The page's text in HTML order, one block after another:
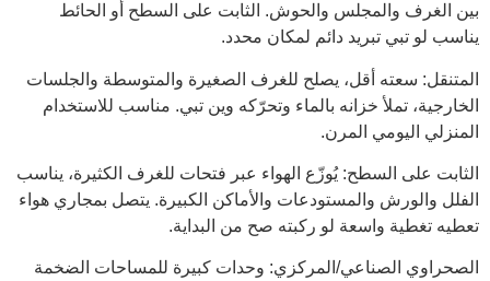
بين الغرف والمجلس والحوش. الثابت على السطح أو الحائط
يناسب لو تبي تبريد دائم لمكان محدد.
المتنقل: سعته أقل، يصلح للغرف الصغيرة والمتوسطة والجلسات
الخارجية، تملأ خزانه بالماء وتحرّكه وين تبي. مناسب للاستخدام
المنزلي اليومي المرن.
الثابت على السطح: يُوزّع الهواء عبر فتحات للغرف الكثيرة، يناسب
الفلل والورش والمستودعات والأماكن الكبيرة. يتصل بمجاري هواء
تعطيه تغطية واسعة لو ركبته صح من البداية.
الصحراوي الصناعي/المركزي: وحدات كبيرة للمساحات الضخمة